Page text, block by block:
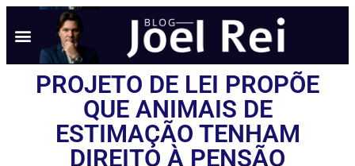
PROJETO DE LEI PROPÕE
QUE ANIMAIS DE
ESTIMAÇÃO TENHAM
DIREITO À PENSÃO